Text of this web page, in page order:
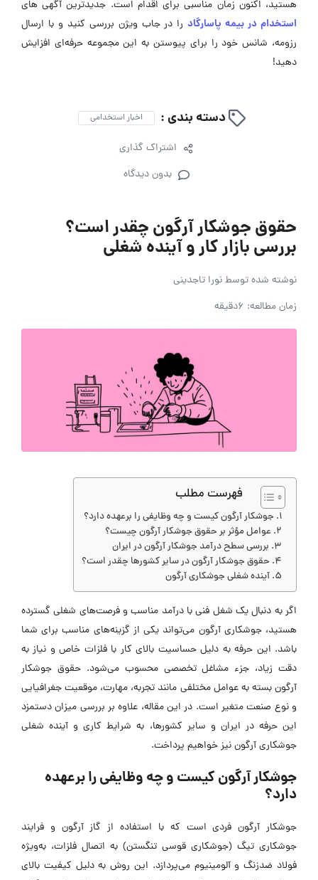
هستید، اکنون زمان مناسبی برای اقدام است. جدیدترین آگهی های
استخدام در بیمه پاسارگادرا در جاب ویژن بررسی کنید و با ارسال
رزومه، شانس خود را برای پیوستن به این مجموعه حرفه‌ای افزایش
دهید!
دسته بندی : اخبار استخدامی
اشتراک گذاری
بدون دیدگاه
حقوق جوشکار آرگون چقدر است؟
بررسی بازار کار و آینده شغلی
نوشته شده توسطنورا تاجدینی
زمان مطالعه: 6دقیقه
فهرست مطلب
جوشکار آرگون کیست و چه وظایفی را برعهده دارد؟
عوامل مؤثر بر حقوق جوشکار آرگون چیست؟
بررسی سطح درآمد جوشکار آرگون در ایران
حقوق جوشکار آرگون در سایر کشور‌ها چقدر است؟
آینده شغلی جوشکاری آرگون
اگر به دنبال یک شغل فنی با درآمد مناسب و فرصت‌های شغلی گسترده
هستید، جوشکاری آرگون می‌تواند یکی از گزینه‌های مناسب برای شما
باشد. این حرفه به دلیل حساسیت بالای کار با فلزات خاص و نیاز به
دقت زیاد، جزء مشاغل تخصصی محسوب می‌شود. حقوق جوشکار
آرگون بسته به عوامل مختلفی مانند تجربه، مهارت، موقعیت جغرافیایی
و نوع صنعت متغیر است. در این مقاله، علاوه بر بررسی میزان دستمزد
این حرفه در ایران و سایر کشور‌ها، به شرایط کاری و آینده شغلی
جوشکاری آرگون نیز خواهیم پرداخت.
جوشکار آرگون کیست و چه وظایفی را برعهده
دارد؟
جوشکار آرگون فردی است که با استفاده از گاز آرگون و فرایند
جوشکاری تیگ (جوشکاری قوسی تنگستن) به اتصال فلزات، به‌ویژه
فولاد ضدزنگ و آلومینیوم می‌پردازد. این روش به دلیل کیفیت بالای